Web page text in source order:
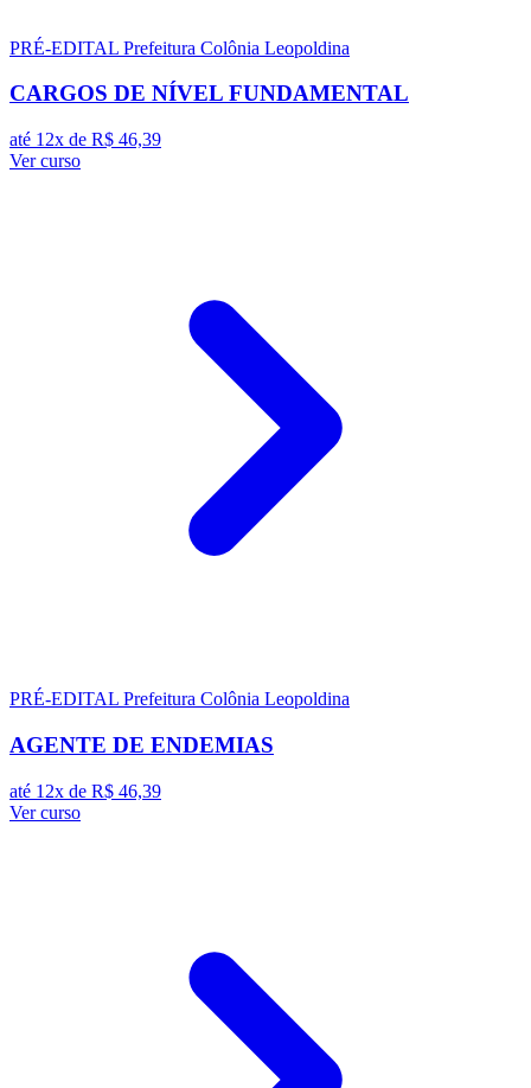
PRÉ-EDITAL Prefeitura Colônia Leopoldina
CARGOS DE NÍVEL FUNDAMENTAL
até 12x de R$ 46,39
Ver curso
PRÉ-EDITAL Prefeitura Colônia Leopoldina
AGENTE DE ENDEMIAS
até 12x de R$ 46,39
Ver curso